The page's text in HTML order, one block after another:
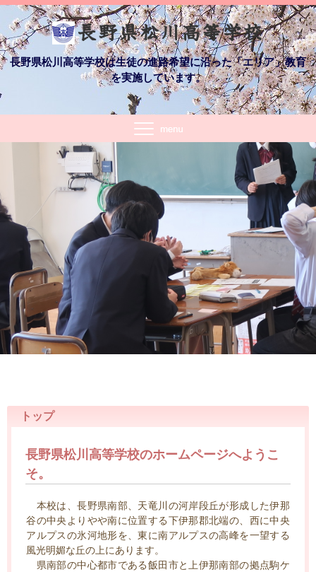
長野県松川高等学校は生徒の進路希望に沿った「エリア」教育
を実施しています。
トップ
長野県松川高等学校のホームページへようこ
そ。
本校は、長野県南部、天竜川の河岸段丘が形成した伊那
谷の中央よりやや南に位置する下伊那郡北端の、西に中央
アルプスの氷河地形を、東に南アルプスの高峰を一望する
風光明媚な丘の上にあります。
県南部の中心都市である飯田市と上伊那南部の拠点駒ケ